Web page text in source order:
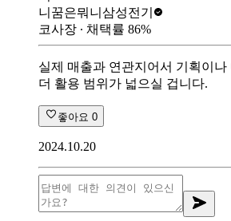
니꿈은뭐니 삼성전기
코사장 ∙ 채택률 86%
실제 매출과 연관지어서 기획이
더 활용 범위가 넓으실 겁니다.
좋아요 0
2024.10.20